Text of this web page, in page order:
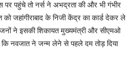
पहुंचे तो नर्स ने अभद्रता की और भी गंभीर
जहांगीराबाद के निजी केंद्र का कार्ड देकर ले
ने इसकी शिकायत मुख्यमंत्री और सीएमओ
नवजात ने जन्म लेने से पहले दम तोड़ दिया